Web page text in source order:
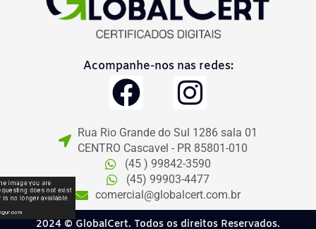
Acompanhe-nos nas redes:
F
a
c
e
b
I
n
s
t
a
Rua Rio Grande do Sul 1286 sala 01
CENTRO Cascavel - PR 85801-010
(45 ) 99842-3590
(45) 99903-4477
comercial@globalcert.com.br
2024 © GlobalCert. Todos os direitos Reservados.